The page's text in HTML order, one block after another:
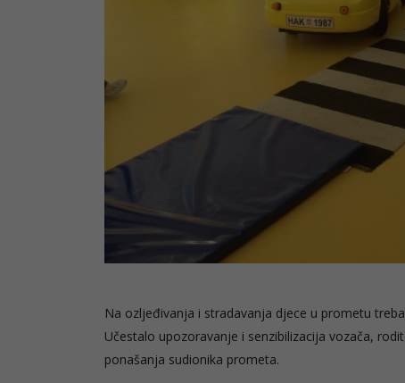
Na ozljeđivanja i stradavanja djece u prometu
Učestalo upozoravanje i senzibilizacija vozača,
ponašanja sudionika prometa.